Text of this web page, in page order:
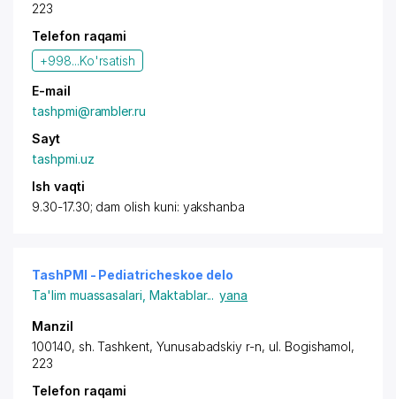
223
Telefon raqami
+998...Ko'rsatish
E-mail
tashpmi@rambler.ru
Sayt
tashpmi.uz
Ish vaqti
9.30-17.30; dam olish kuni: yakshanba
TashPMI - Pediatricheskoe delo
Ta'lim muassasalari Maktablar... yana
Manzil
100140, sh. Tashkent, Yunusabadskiy r-n, ul. Bogishamol,
223
Telefon raqami